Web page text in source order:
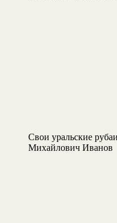
Свои уральские
Михайлович Иванов